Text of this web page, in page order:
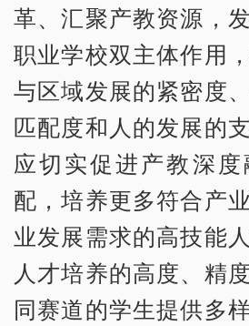
革、汇聚产教资源，
职业学校双主体作用
与区域发展的紧密度
匹配度和人的发展的
应切实促进产教深
配，培养更多符合产
业发展需求的高技能
人才培养的高度、精
同赛道的学生提供多